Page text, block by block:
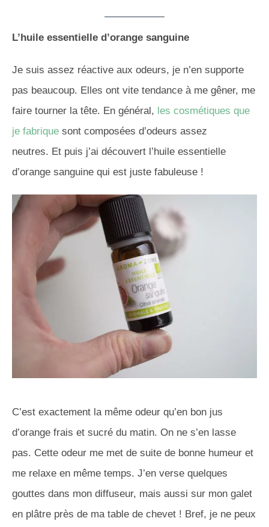
L’huile essentielle d’orange sanguine
Je suis assez réactive aux odeurs, je n’en supporte
pas beaucoup. Elles ont vite tendance à me gêner, me
faire tourner la tête. En général, les cosmétiques que
je fabrique sont composées d’odeurs assez
neutres. Et puis j’ai découvert l’huile essentielle
d’orange sanguine qui est juste fabuleuse !
C’est exactement la même odeur qu’en bon jus
d’orange frais et sucré du matin. On ne s’en lasse
pas. Cette odeur me met de suite de bonne humeur et
me relaxe en même temps. J’en verse quelques
gouttes dans mon diffuseur, mais aussi sur mon galet
en plâtre près de ma table de chevet ! Bref, je ne peux